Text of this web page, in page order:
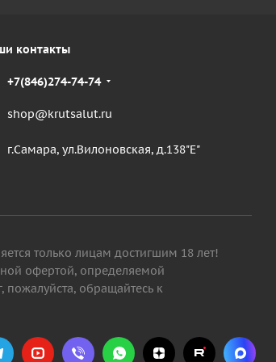
контакты
+7(846)274-74-74
shop@krutsalut.ru
г.Самара, ул.Вилоновская, д.138"Е"
только лицам достигшим 18 лет!
офертой, определяемой
обращайтесь к